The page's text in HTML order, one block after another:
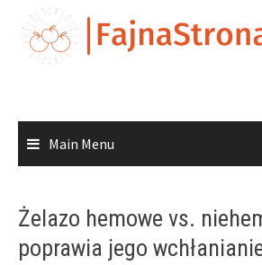
content
Main Menu
Żelazo hemowe vs.
poprawia jego